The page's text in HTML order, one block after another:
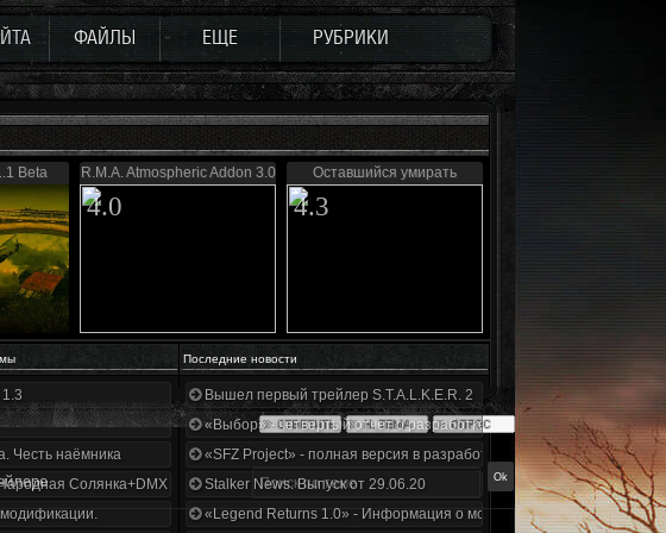
ФАЙЛЫ ЕЩЕ РУБРИКИ
Beta R.M.A. Atmospheric Addon 3.0
4.0
Оставшийся умирать
4.3
Последние новости
трейлера
Честь наёмника
Солянка+DMX 1.3.5.ООП.МА.К.
Вышел первый трейлер S.T.A.L.K.E.R. 2
«Выбор» - четвертый отчет о разработке!
«SFZ Project» - полная версия в разработке!
Stalker News. Выпуск от 29.06.20
«Legend Returns 1.0» - Информация о моде за июнь 2020